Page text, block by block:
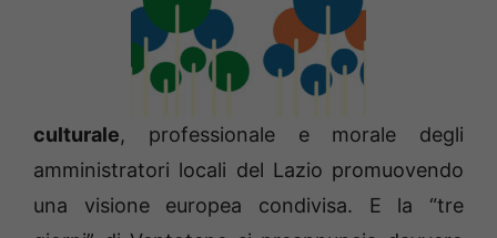
culturale, professionale e morale degli
amministratori locali del Lazio promuovendo
una visione europea condivisa. E la “tre